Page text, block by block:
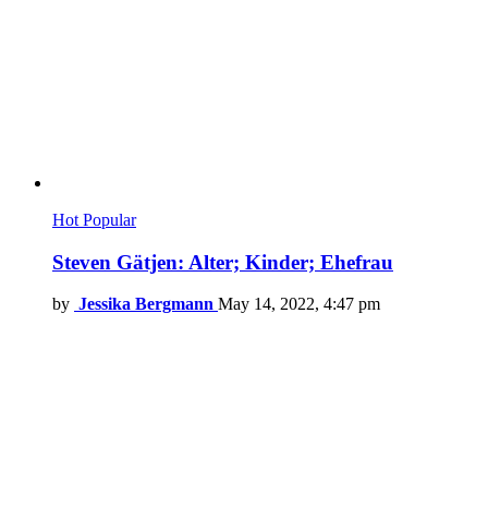
Hot Popular
Steven Gätjen: Alter; Kinder; Ehefrau
by Jessika Bergmann May 14, 2022, 4:47 pm